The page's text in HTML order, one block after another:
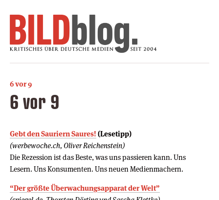
6 vor 9
6 vor 9
Gebt den Sauriern Saures! (Lesetipp)
(werbewoche.ch, Oliver Reichenstein)
Die Rezession ist das Beste, was uns passieren kann. Uns
Lesern. Uns Konsumenten. Uns neuen Medienmachern.
“Der größte Überwachungsapparat der Welt”